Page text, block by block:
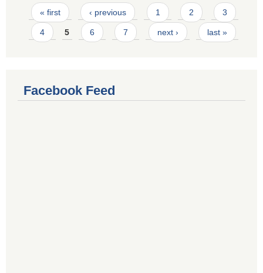
Pages
« first ‹ previous 1 2 3
4 5 6 7 next › last »
Facebook Feed